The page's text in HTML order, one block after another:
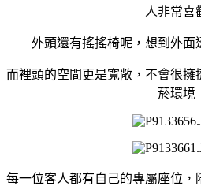
人非常喜
外頭還有搖搖椅呢，想到外面
而裡頭的空間更是寬敞，不會很
菸環境
每一位客人都有自己的專屬座位